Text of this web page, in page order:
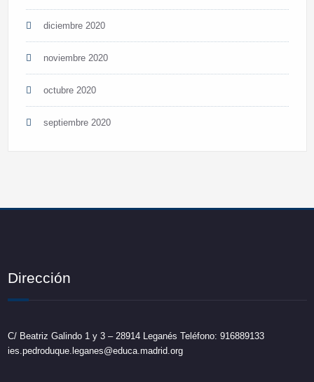
diciembre 2020
noviembre 2020
octubre 2020
septiembre 2020
Dirección
C/ Beatriz Galindo 1 y 3 – 28914 Leganés Teléfono: 916889133
ies.pedroduque.leganes@educa.madrid.org